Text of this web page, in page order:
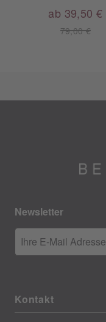
79,00 €
ab 39,50 €
Newsletter
Ihre E-Mail Adresse
Kontakt